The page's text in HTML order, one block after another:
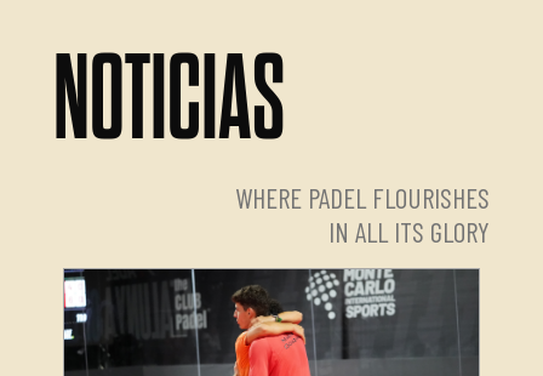
NOTICIAS
WHERE PADEL FLOURISHES
IN ALL ITS GLORY